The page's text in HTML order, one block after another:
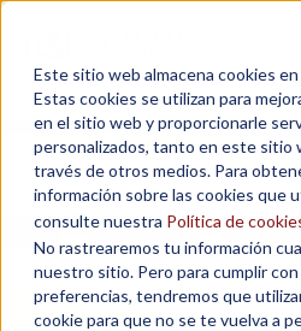
Este sitio web almacena cookies
Estas cookies se utilizan para
en el sitio web y proporcionarle
personalizados, tanto en este sitio
través de otros medios. Para
información sobre las cookies que
consulte nuestra Política de
No rastrearemos tu información
nuestro sitio. Pero para cumplir
preferencias, tendremos que
cookie para que no se te vuelva a